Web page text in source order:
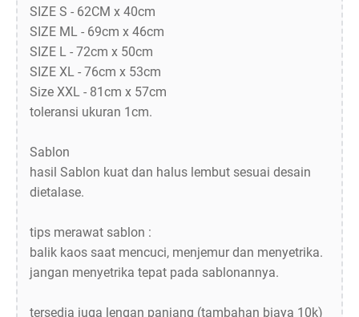
SIZE S - 62CM x 40cm
SIZE ML - 69cm x 46cm
SIZE L - 72cm x 50cm
SIZE XL - 76cm x 53cm
Size XXL - 81cm x 57cm
toleransi ukuran 1cm.
Sablon
hasil Sablon kuat dan halus lembut sesuai desain
dietalase.
tips merawat sablon :
balik kaos saat mencuci, menjemur dan menyetrika.
jangan menyetrika tepat pada sablonannya.
tersedia juga lengan panjang (tambahan biaya 10k)